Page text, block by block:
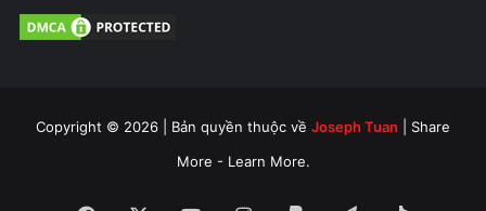
Copyright © 2026 | Bản quyền thuộc về Joseph Tuan | Share
More - Learn More.